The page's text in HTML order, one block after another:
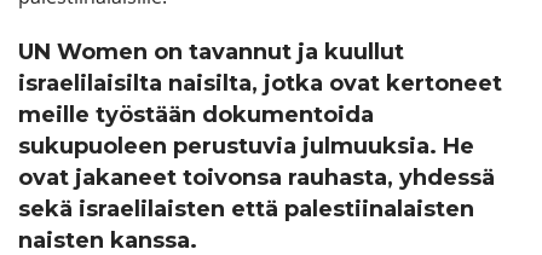
UN Women on tavannut ja kuullut
israelilaisilta naisilta, jotka ovat kertoneet
meille työstään dokumentoida
sukupuoleen perustuvia julmuuksia. He
ovat jakaneet toivonsa rauhasta, yhdessä
sekä israelilaisten että palestiinalaisten
naisten kanssa.